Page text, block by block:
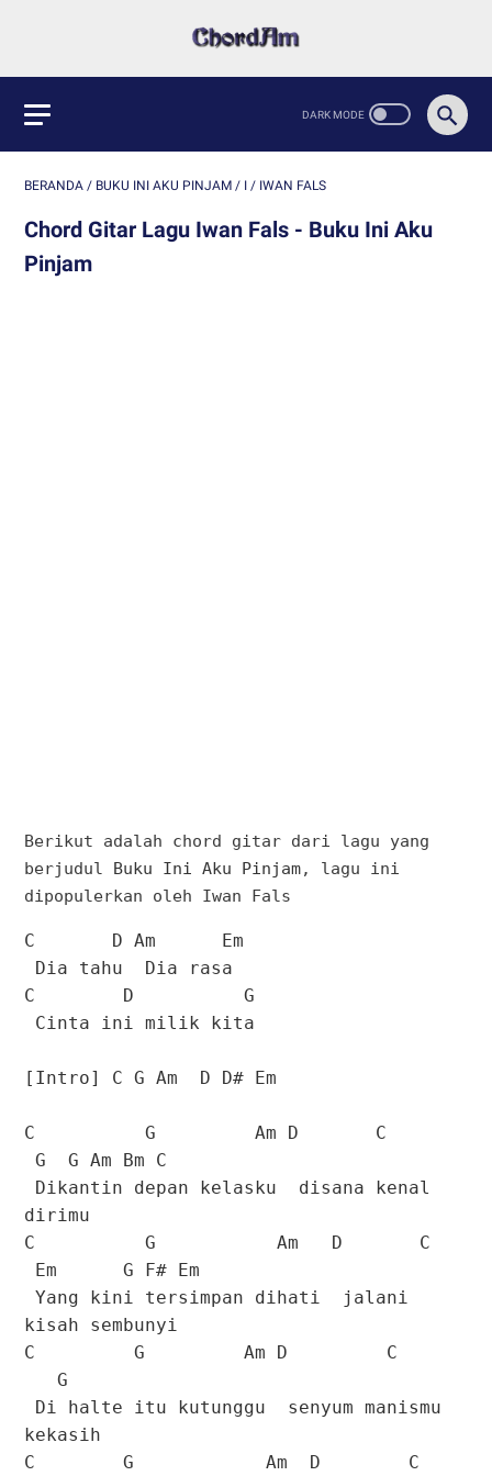
BERANDA / BUKU INI AKU PINJAM / I / IWAN FALS
Chord Gitar Lagu Iwan Fals - Buku Ini Aku
Pinjam
Berikut adalah chord gitar dari lagu yang
berjudul Buku Ini Aku Pinjam, lagu ini
dipopulerkan oleh Iwan Fals
C D Am Em
Dia tahu Dia rasa
C D G
Cinta ini milik kita
[Intro] C G Am D D# Em
C G Am D C
G G Am Bm C
Dikantin depan kelasku disana kenal
dirimu
C G Am D C
Em G F# Em
Yang kini tersimpan dihati jalani
kisah sembunyi
C G Am D C
G
Di halte itu kutunggu senyum manismu
kekasih
C G Am D C